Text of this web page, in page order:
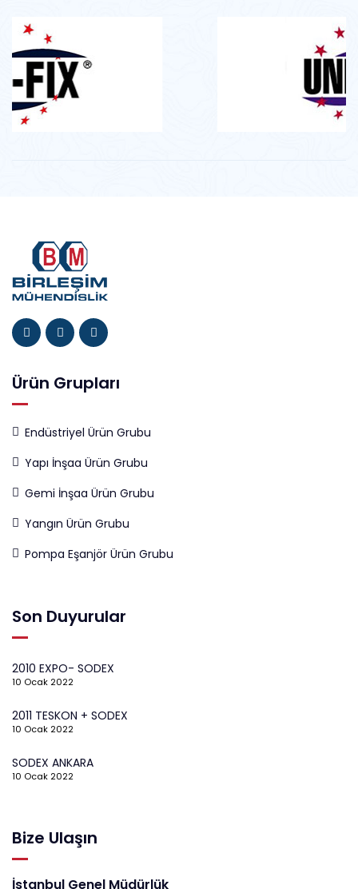
Ürün Grupları
Endüstriyel Ürün Grubu
Yapı İnşaa Ürün Grubu
Gemi İnşaa Ürün Grubu
Yangın Ürün Grubu
Pompa Eşanjör Ürün Grubu
Son Duyurular
2010 EXPO- SODEX
10 Ocak 2022
2011 TESKON + SODEX
10 Ocak 2022
SODEX ANKARA
10 Ocak 2022
Bize Ulaşın
İstanbul Genel Müdürlük